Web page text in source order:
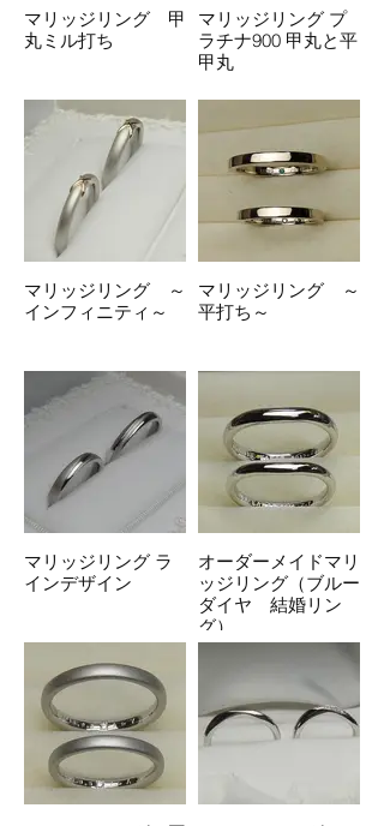
マリッジリング 甲
丸ミル打ち
マリッジリング プ
ラチナ900 甲丸と平
甲丸
マリッジリング ～
インフィニティ～
マリッジリング ～
平打ち～
マリッジリング ラ
インデザイン
オーダーメイドマリ
ッジリング（ブルー
ダイヤ 結婚リン
グ）